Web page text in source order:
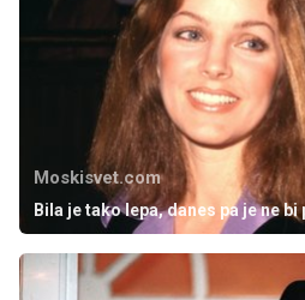
Moskisvet.com
Bila je tako lepa, danes pa je ne